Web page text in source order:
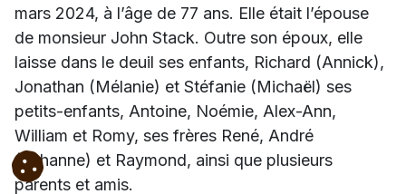
mars 2024, à l’âge de 77 ans. Elle était l’épouse
de monsieur John Stack. Outre son époux, elle
laisse dans le deuil ses enfants, Richard (Annick),
Jonathan (Mélanie) et Stéfanie (Michaël) ses
petits-enfants, Antoine, Noémie, Alex-Ann,
William et Romy, ses frères René, André
(Johanne) et Raymond, ainsi que plusieurs
parents et amis.